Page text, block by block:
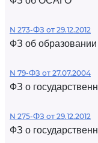
N 273-ФЗ от 29.12.2012
ФЗ об образовании
N 79-ФЗ от 27.07.2004
ФЗ о
N 275-ФЗ от 29.12.2012
ФЗ о